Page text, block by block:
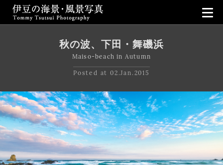
伊豆の海景・風景写真｜Tommy
秋の波、下田・舞磯浜
Maiso-beach in Autumn
Posted at 02.Jan.2015